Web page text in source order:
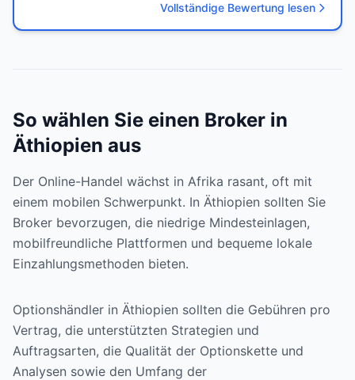
Vollständige Bewertung lesen
So wählen Sie einen Broker in
Äthiopien aus
Der Online-Handel wächst in Afrika rasant, oft mit
einem mobilen Schwerpunkt. In Äthiopien sollten Sie
Broker bevorzugen, die niedrige Mindesteinlagen,
mobilfreundliche Plattformen und bequeme lokale
Einzahlungsmethoden bieten.
Optionshändler in Äthiopien sollten die Gebühren pro
Vertrag, die unterstützten Strategien und
Auftragsarten, die Qualität der Optionskette und
Analysen sowie den Umfang der